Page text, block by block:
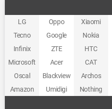
Xiaomi
Oppo
LG
Nokia
Google
Tecno
HTC
ZTE
Infinix
CAT
Acer
Microsoft
Archos
Blackview
Oscal
Nothing
Umidigi
Amazon